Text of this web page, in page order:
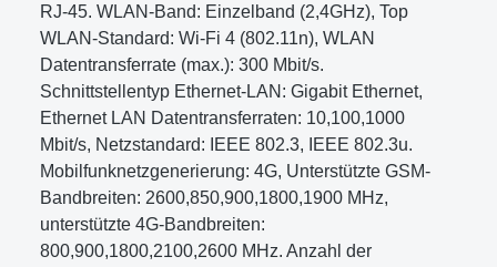
RJ-45. WLAN-Band: Einzelband (2,4GHz), Top
WLAN-Standard: Wi-Fi 4 (802.11n), WLAN
Datentransferrate (max.): 300 Mbit/s.
Schnittstellentyp Ethernet-LAN: Gigabit Ethernet,
Ethernet LAN Datentransferraten: 10,100,1000
Mbit/s, Netzstandard: IEEE 802.3, IEEE 802.3u.
Mobilfunknetzgenerierung: 4G, Unterstützte GSM-
Bandbreiten: 2600,850,900,1800,1900 MHz,
unterstützte 4G-Bandbreiten:
800,900,1800,2100,2600 MHz. Anzahl der